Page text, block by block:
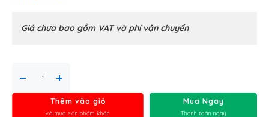
Giá chưa bao gồm VAT và phí vận chuyển
Thêm vào giỏ
và mua sản phẩm khác
Mua Ngay
Thanh toán ngay